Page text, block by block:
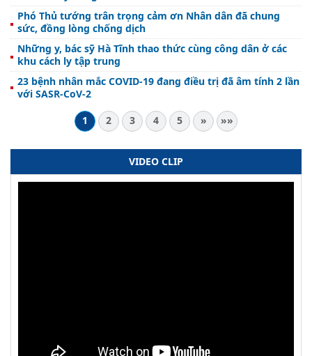
Phó Thủ tướng trân trọng cảm ơn Nhân dân đã chung
sức, đồng lòng chống dịch
Những y, bác sỹ Hà Tĩnh thao thức cùng công dân ở các
khu cách ly tập trung
23 bệnh nhân mắc COVID-19 đang điều trị đã âm tính 2 lần
với SASR-CoV-2
1
2 3 4 5 » »»
VIDEO CLIP